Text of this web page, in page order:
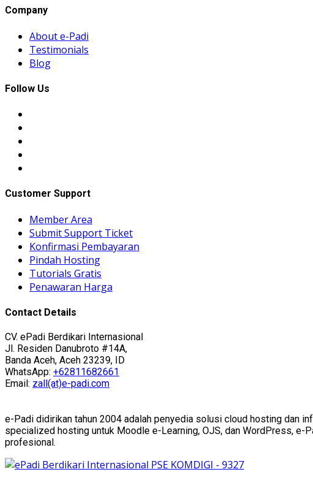
Company
About e-Padi
Testimonials
Blog
Follow Us
Customer Support
Member Area
Submit Support Ticket
Konfirmasi Pembayaran
Pindah Hosting
Tutorials Gratis
Penawaran Harga
Contact Details
CV. ePadi Berdikari Internasional
Jl. Residen Danubroto #14A,
Banda Aceh, Aceh 23239, ID
WhatsApp: +62811682661
Email: zall(at)e-padi.com
e-Padi didirikan tahun 2004 adalah penyedia solusi cloud hosting dan
specialized hosting untuk Moodle e-Learning, OJS, dan WordPress,
profesional.